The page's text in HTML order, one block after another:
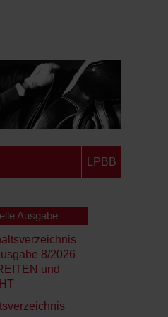
LPBB
Ausgabe